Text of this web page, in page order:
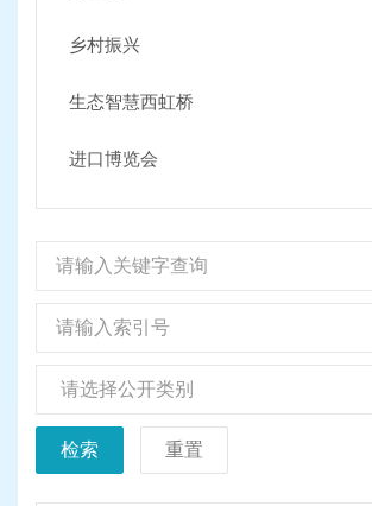
乡村振兴
生态智慧西虹桥
进口博览会
检索 重置